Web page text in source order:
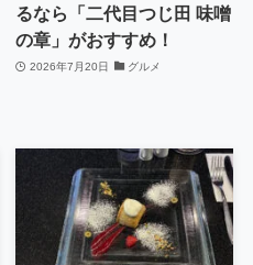
るなら「二代目つじ田 味噌
の章」がおすすめ！
2026年7月20日 グルメ